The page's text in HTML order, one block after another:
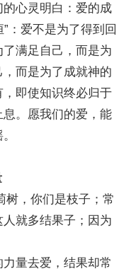
心灵明白：爱的成
：爱不是为了得到回
满足自己，而是为
而是为了成就神的
即使知识终必归于
。愿我们的爱，能
，你们是枝子；常
就多结果子；因为
量去爱，结果却常